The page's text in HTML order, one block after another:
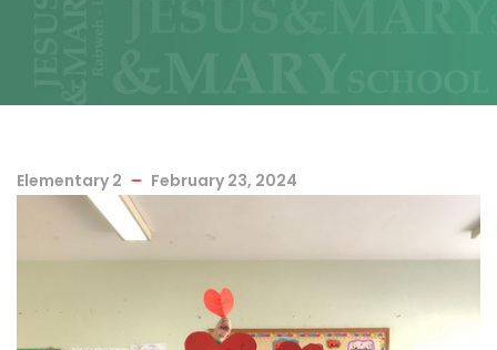
Elementary 2 February 23, 2024